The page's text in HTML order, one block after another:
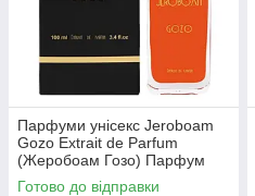
Парфуми унісекс Jeroboam
Gozo Extrait de Parfum
(Жеробоам Гозо) Парфум
100 ml/мл
Готово до відправки